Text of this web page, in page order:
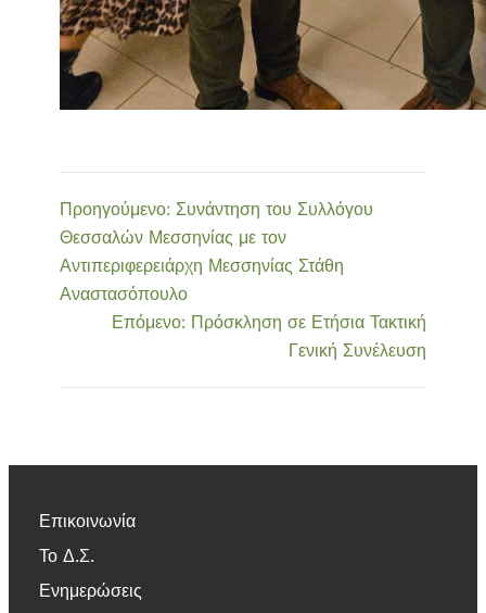
Προηγούμενο: Συνάντηση του Συλλόγου
Θεσσαλών Μεσσηνίας με τον
Αντιπεριφερειάρχη Μεσσηνίας Στάθη
Αναστασόπουλο
Επόμενο: Πρόσκληση σε Ετήσια Τακτική
Γενική Συνέλευση
Επικοινωνία
Το Δ.Σ.
Ενημερώσεις